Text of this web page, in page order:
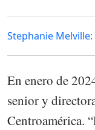
Stephanie
En enero de
senior y
Centroamérica.